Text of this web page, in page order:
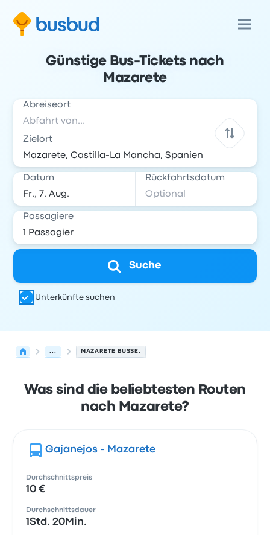
Günstige Bus-Tickets nach
Mazarete
Abreiseort
Zielort
Datum Rückfahrtsdatum
Passagiere
Suche
Unterkünfte suchen
... MAZARETE BUSSE.
Was sind die beliebtesten Routen
nach Mazarete?
Gajanejos - Mazarete
Durchschnittspreis
10 €
Durchschnittsdauer
1Std. 20Min.